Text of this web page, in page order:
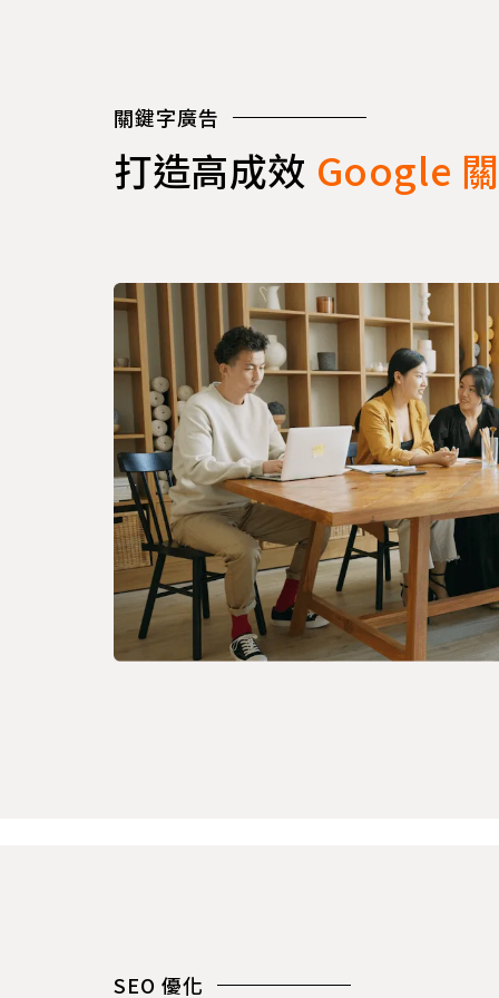
關鍵字廣告
打造高成效 Google
SEO 優化